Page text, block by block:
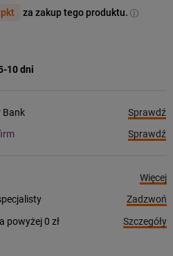
za zakup tego produktu.
10 dni
Bank
Sprawdź
Sprawdź
Więcej
Zadzwoń
powyżej 0 zł
Szczegóły